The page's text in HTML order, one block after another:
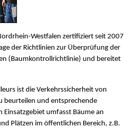
Westfalen zertifiziert seit 2007
der Richtlinien zur Überprüfung der
(Baumkontrollrichtlinie) und bereitet
ist die Verkehrssicherheit von
beurteilen und entsprechende
Einsatzgebiet umfasst Bäume an
Plätzen im öffentlichen Bereich, z.B.